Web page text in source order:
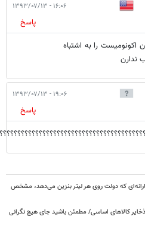
۱۶:۰۶ - ۱۳۹۳/۰۷/۱۳
پاسخ
اکونومیست را به اشتباه
ندارن
۱۹:۰۶ - ۱۳۹۳/۰۷/۱۳
پاسخ
که دولت روی هر لیتر بنزین می‌دهد، مشخص
کالاهای اساسی/ مطمئن باشید جای هیچ نگرانی